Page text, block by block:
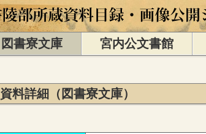
図書寮文庫 宮内公文書館
資料詳細（図書寮文庫）